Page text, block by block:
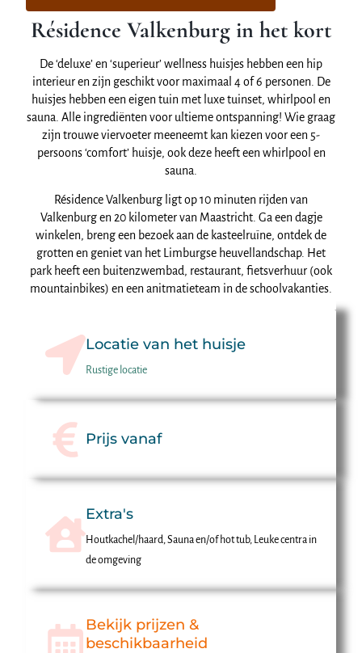
Résidence Valkenburg in het kort
De ‘deluxe’ en ‘superieur’ wellness huisjes hebben een hip
interieur en zijn geschikt voor maximaal 4 of 6 personen. De
huisjes hebben een eigen tuin met luxe tuinset, whirlpool en
sauna. Alle ingrediënten voor ultieme ontspanning! Wie graag
zijn trouwe viervoeter meeneemt kan kiezen voor een 5-
persoons ‘comfort’ huisje, ook deze heeft een whirlpool en
sauna.
Résidence Valkenburg ligt op 10 minuten rijden van
Valkenburg en 20 kilometer van Maastricht. Ga een dagje
winkelen, breng een bezoek aan de kasteelruïne, ontdek de
grotten en geniet van het Limburgse heuvellandschap. Het
park heeft een buitenzwembad, restaurant, fietsverhuur (ook
mountainbikes) en een anitmatieteam in de schoolvakanties.
Locatie van het huisje
Rustige locatie
Prijs vanaf
Extra's
Houtkachel/haard, Sauna en/of hot tub, Leuke centra in
de omgeving
Bekijk prijzen &
beschikbaarheid